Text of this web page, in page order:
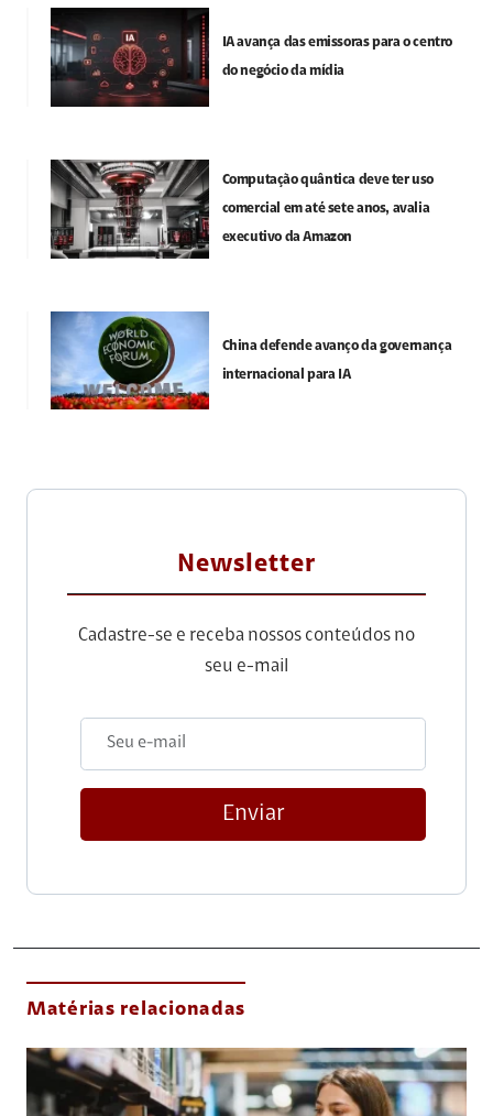
IA avança das emissoras para o centro
do negócio da mídia
Computação quântica deve ter uso
comercial em até sete anos, avalia
executivo da Amazon
China defende avanço da governança
internacional para IA
Newsletter
Cadastre-se e receba nossos conteúdos no
seu e-mail
Enviar
Matérias relacionadas